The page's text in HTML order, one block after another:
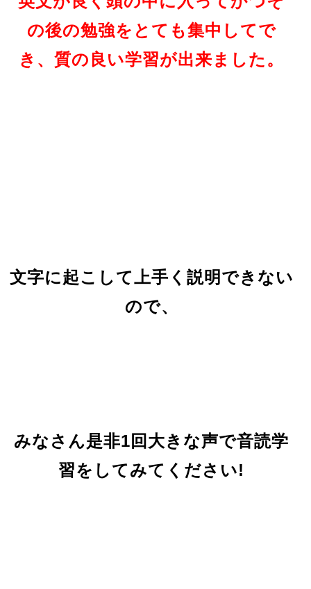
の後の勉強をとても集中してで
き、質の良い学習が出来ました。
文字に起こして上手く説明できない
ので、
みなさん是非1回大きな声で音読学
習をしてみてください!